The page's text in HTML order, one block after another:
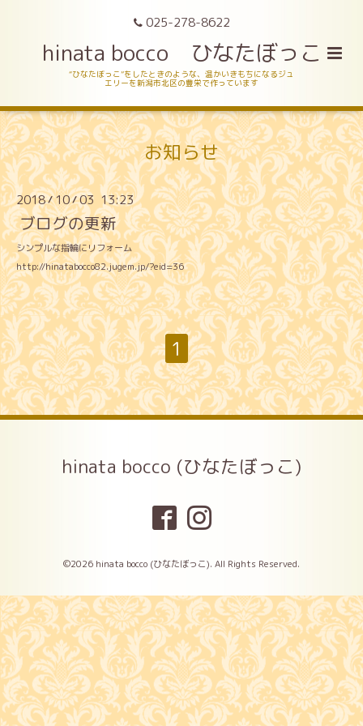
025-278-8622
hinata bocco ひなたぼっこ
“ひなたぼっこ”をしたときのような、温かいきもちになるジュ
エリーを新潟市北区の豊栄で作っています
お知らせ
2018/10/03 13:23
ブログの更新
シンプルな指輪にリフォーム
http://hinatabocco82.jugem.jp/?eid=36
1
hinata bocco (ひなたぼっこ)
©2026 hinata bocco (ひなたぼっこ). All Rights Reserved.